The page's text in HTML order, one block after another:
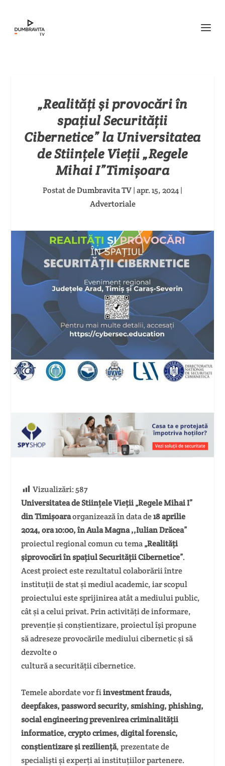
„Realități şi provocări în
spațiul Securității
Cibernetice” la Universitatea
de Stiințele Vieții „Regele
Mihai I”Timișoara
Postat deDumbravita TV|apr. 15, 2024|
Advertoriale
Vizualizări: 587
Universitatea de Stiințele Vieții „Regele Mihai I”
din Timișoaraorganizează în data de18 aprilie
2024, ora 10:00, în Aula Magna ,,Iulian Drăcea”
proiectul regional comun cu tema„Realități
şiprovocări în spațiul Securității Cibernetice”.
Acest proiect este rezultatul colaborării între
instituţii de stat și mediul academic, iar scopul
proiectului este sprijinirea atât a mediului public,
cât și a celui privat. Prin activități de informare,
prevenție și conștientizare, proiectul îşi propune
să adreseze provocările mediului cibernetic și să
dezvolte o
cultură a securității cibernetice.
Temele abordate vor fiinvestment frauds,
deepfakes, password security, smishing, phishing,
social engineering prevenirea criminalității
informatice, crypto crimes, digital forensic,
conștientizare și reziliență, prezentate de
specialişti și experți ai instituțiilor partenere.